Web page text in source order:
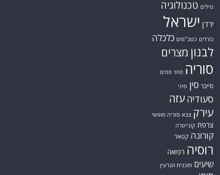
טילים טכנולוגיה
ירדן ישראל
כורדים כטב"מים כלכלה
לבנון מצרים
סוריה סחר סמים
סייבר סין סיני
סעודיה עזה
עירק צבא סוריה חופשי
צרפת קונייטרה
קורונה קטאר
רוסיה רפואה
שיעים תוכנית הגרעין